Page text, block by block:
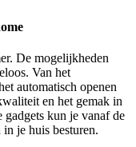
De mogelijkheden
Van het
automatisch openen
en het gemak in
kun je vanaf de
in je huis besturen.